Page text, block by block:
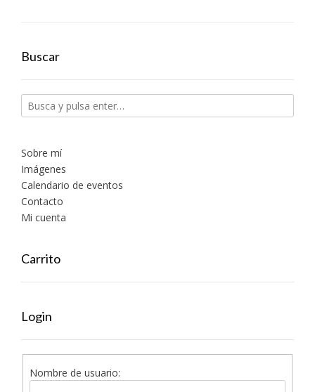
Buscar
Sobre mí
Imágenes
Calendario de eventos
Contacto
Mi cuenta
Carrito
Login
Nombre de usuario: